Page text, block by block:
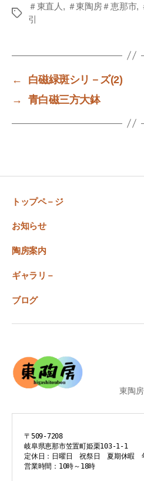
Tags
＃東直人 , ＃東陶房＃恵那市,
引
←
白磁緑斑シリ－ズ(2)
→
青白磁三方大鉢
トップペ－ジ
お知らせ
陶房案内
ギャラリ－
ブログ
東陶房
〒509-7208
岐阜県恵那市笠置町姫栗103-1-1
定休日：日曜日　祝祭日　夏期休暇　
営業時間：10時～18時